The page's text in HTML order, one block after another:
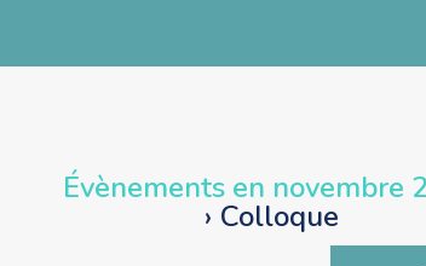
Évènements en novembre
› Colloque